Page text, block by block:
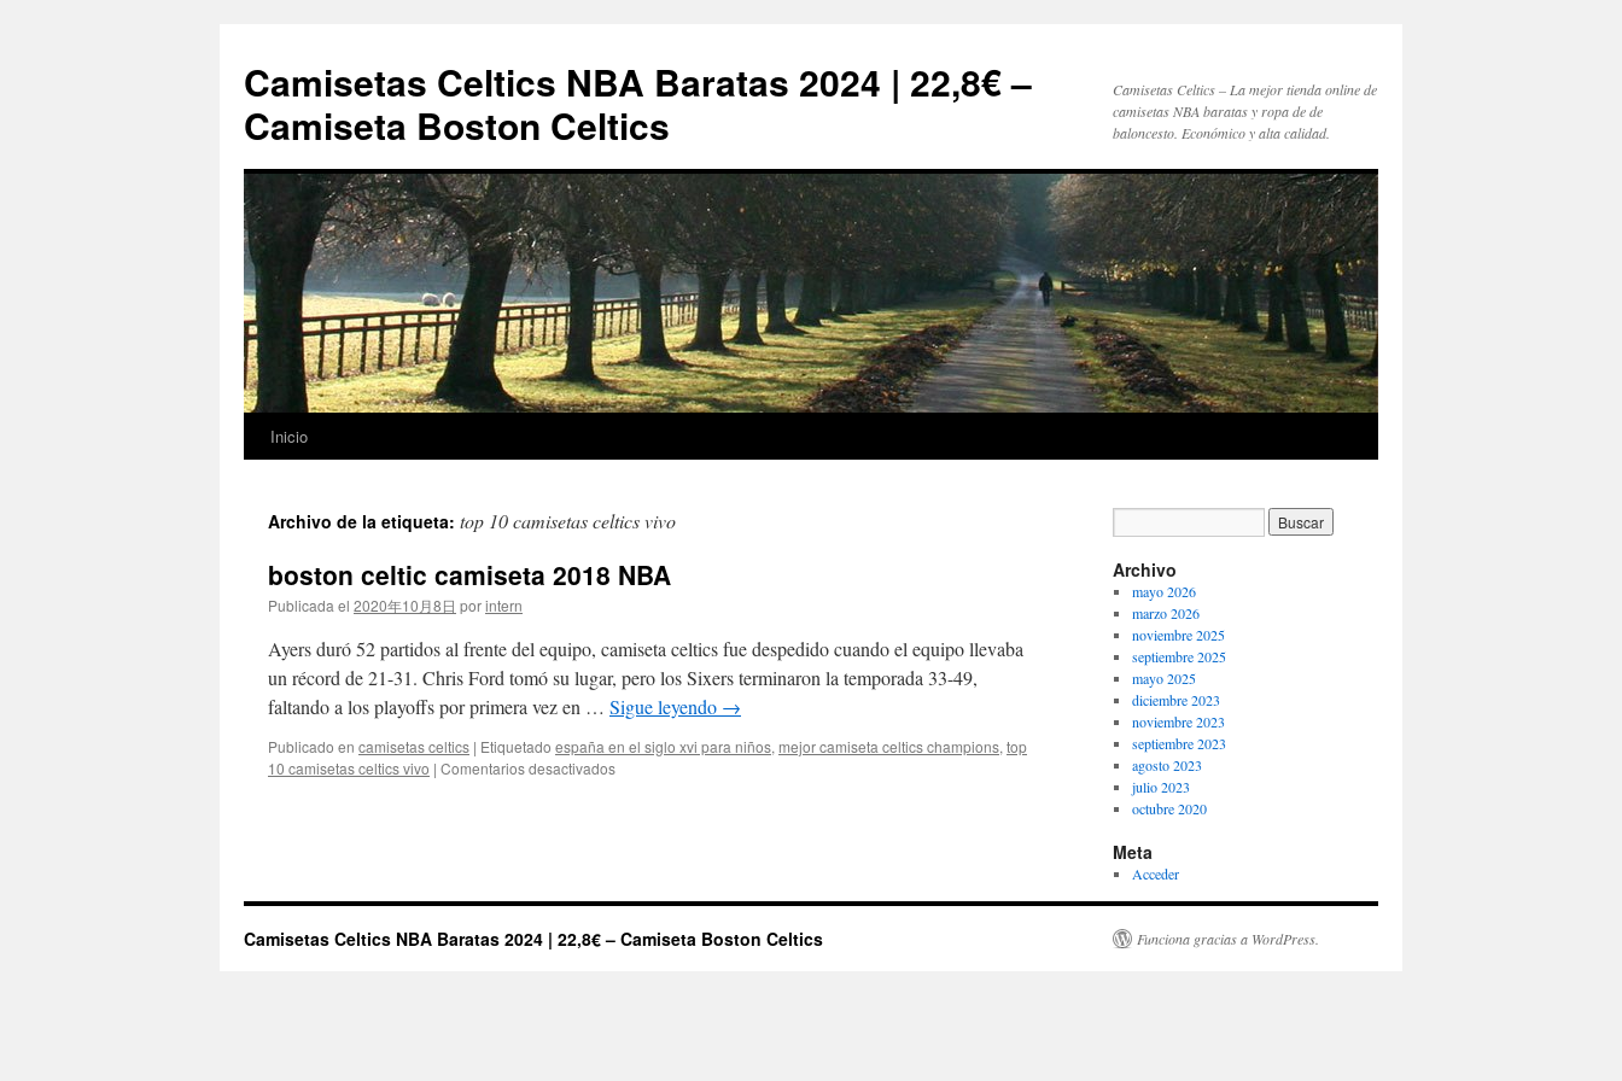
Camisetas Celtics NBA Baratas 2024 | 22,8€ –
Camiseta Boston Celtics
Camisetas Celtics – La mejor tienda online de
camisetas NBA baratas y ropa de de
baloncesto. Económico y alta calidad.
Saltar
contenido
Inicio
Archivo de la etiqueta: top 10 camisetas celtics vivo
boston celtic camiseta 2018 NBA
Publicada el 2020年10月8日 porintern
Ayers duró 52 partidos al frente del equipo, camiseta celtics fue despedido cuando el equipo llevaba
un récord de 21-31. Chris Ford tomó su lugar, pero los Sixers terminaron la temporada 33-49,
faltando a los playoffs por primera vez en … Sigue leyendo →
Publicado en camisetas celtics | Etiquetado españa en el siglo xvi para niños, mejor camiseta celtics champions, top
10 camisetas celtics vivo | Comentarios desactivadosen
Archivo
mayo 2026
marzo 2026
noviembre 2025
septiembre 2025
mayo 2025
diciembre 2023
noviembre 2023
septiembre 2023
agosto 2023
julio 2023
octubre 2020
Meta
Acceder
Camisetas Celtics NBA Baratas 2024 | 22,8€ – Camiseta Boston Celtics Funciona gracias a WordPress.